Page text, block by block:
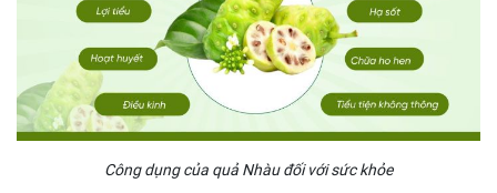
Công dụng của quả Nhàu đối với sức khỏe